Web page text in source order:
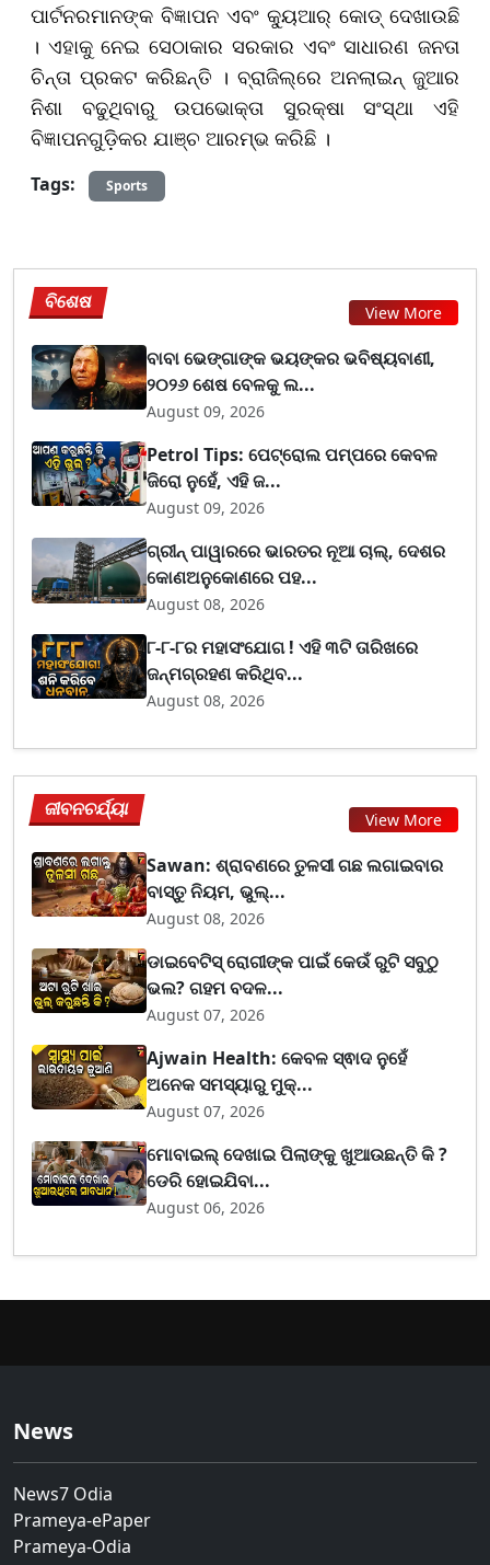
ପାର୍ଟନରମାନଙ୍କ ବିଜ୍ଞାପନ ଏବଂ କ୍ୟୁଆର୍ କୋଡ୍ ଦେଖାଉଛି
। ଏହାକୁ ନେଇ ସେଠାକାର ସରକାର ଏବଂ ସାଧାରଣ ଜନତା
ଚିନ୍ତା ପ୍ରକଟ କରିଛନ୍ତି । ବ୍ରାଜିଲ୍‌ରେ ଅନଲାଇନ୍ ଜୁଆର
ନିଶା ବଢୁଥିବାରୁ ଉପଭୋକ୍ତା ସୁରକ୍ଷା ସଂସ୍ଥା ଏହି
ବିଜ୍ଞାପନଗୁଡ଼ିକର ଯାଞ୍ଚ ଆରମ୍ଭ କରିଛି ।
Tags: Sports
ବିଶେଷ View More
ବାବା ଭେଙ୍ଗାଙ୍କ ଭୟଙ୍କର ଭବିଷ୍ୟବାଣୀ,
୨୦୨୬ ଶେଷ ବେଳକୁ ଲ...
August 09, 2026
Petrol Tips: ପେଟ୍ରୋଲ ପମ୍ପରେ କେବଳ
ଜିରୋ ନୁହେଁ, ଏହି ଜ...
August 09, 2026
ଗ୍ରୀନ୍ ପାୱାରରେ ଭାରତର ନୂଆ ଚାଲ୍, ଦେଶର
କୋଣଅନୁକୋଣରେ ପହ...
August 08, 2026
୮-୮-୮ର ମହାସଂଯୋଗ ! ଏହି ୩ଟି ତାରିଖରେ
ଜନ୍ମଗ୍ରହଣ କରିଥିବ...
August 08, 2026
ଜୀବନଚର୍ଯ୍ୟା View More
Sawan: ଶ୍ରାବଣରେ ତୁଳସୀ ଗଛ ଲଗାଇବାର
ବାସ୍ତୁ ନିୟମ, ଭୁଲ୍...
August 08, 2026
ଡାଇବେଟିସ୍ ରୋଗୀଙ୍କ ପାଇଁ କେଉଁ ରୁଟି ସବୁଠୁ
ଭଲ? ଗହମ ବଦଳ...
August 07, 2026
Ajwain Health: କେବଳ ସ୍ଵାଦ ନୁହେଁ
ଅନେକ ସମସ୍ୟାରୁ ମୁକ୍...
August 07, 2026
ମୋବାଇଲ୍ ଦେଖାଇ ପିଲାଙ୍କୁ ଖୁଆଉଛନ୍ତି କି ?
ଡେରି ହୋଇଯିବା...
August 06, 2026
News
News7 Odia
Prameya-ePaper
Prameya-Odia